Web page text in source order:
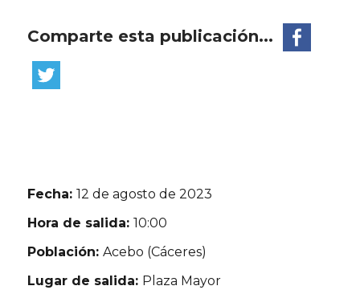
Comparte esta publicación...
Fecha:12 de agosto de 2023
Hora de salida:10:00
Población:Acebo (Cáceres)
Lugar de salida: Plaza Mayor